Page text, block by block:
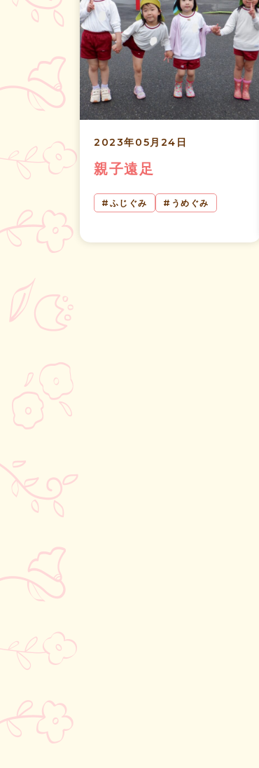
2023年05月24日
親子遠足
ふじぐみ うめぐみ